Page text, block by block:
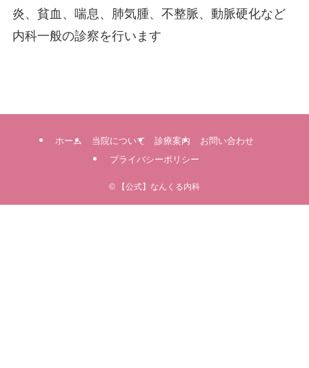
炎、貧血、喘息、肺気腫、不整脈、動脈硬化など
内科一般の診察を行います
ホーム 当院について 診療案内
お問い合わせ
プライバシーポリシー
© 【公式】なんくる内科